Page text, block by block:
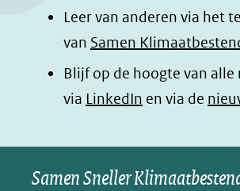
(opent
in
nieuw
venster)
naar
een
(opent
in
nieuw
venster)
naar
een
(opent
in
nieuw
venster)
naar
een
o
p
B
l
e
s
Leer van anderen via het
van Samen
Blijf op de hoogte van
via LinkedIn (opent
nieuw
venster)
en via de
Samen Sneller